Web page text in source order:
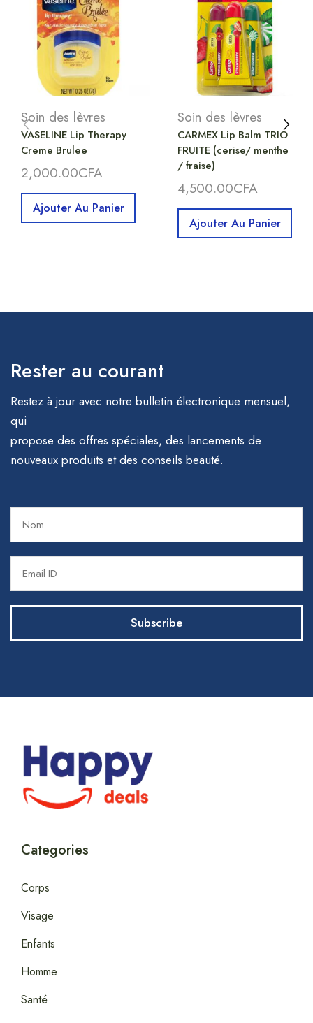
Soin des lèvres
VASELINE Lip Therapy
Creme Brulee
2,000.00CFA
Ajouter Au Panier
Soin des lèvres
CARMEX Lip Balm TRIO
FRUITE (cerise/ menthe
/ fraise)
4,500.00CFA
Ajouter Au Panier
Rester au courant
Restez à jour avec notre bulletin électronique mensuel,
qui
propose des offres spéciales, des lancements de
nouveaux produits et des conseils beauté.
Categories
Corps
Visage
Enfants
Homme
Santé